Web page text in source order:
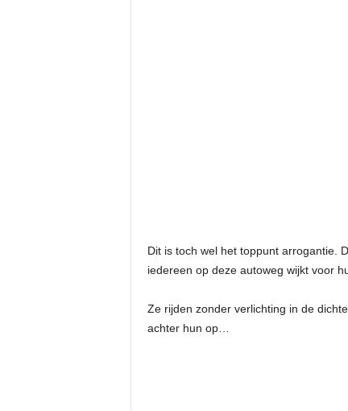
Dit is toch wel het toppunt arrogantie.
iedereen op deze autoweg wijkt voor
Ze rijden zonder verlichting in de
achter hun op…